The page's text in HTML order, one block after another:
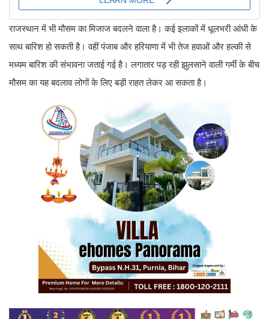
राजस्थान में भी मौसम का मिजाज बदलने वाला है। कई इलाकों में धूलभरी आंधी के
साथ बारिश हो सकती है। वहीं पंजाब और हरियाणा में भी तेज हवाओं और हल्की से
मध्यम बारिश की संभावना जताई गई है। लगातार पड़ रही झुलसाने वाली गर्मी के बीच
मौसम का यह बदलाव लोगों के लिए बड़ी राहत लेकर आ सकता है।